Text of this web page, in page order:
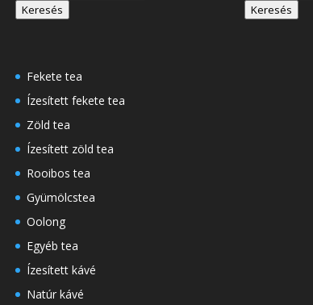
Keresés
Fekete tea
Ízesített fekete tea
Zöld tea
Ízesített zöld tea
Rooibos tea
Gyümölcstea
Oolong
Egyéb tea
Ízesített kávé
Natúr kávé
Keresés